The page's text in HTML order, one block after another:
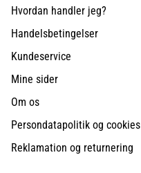
Hvordan handler jeg?
Handelsbetingelser
Kundeservice
Mine sider
Om os
Persondatapolitik og cookies
Reklamation og returnering